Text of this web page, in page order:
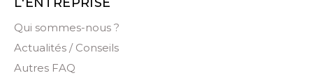
Qui sommes-nous ?
Actualités / Conseils
Autres FAQ